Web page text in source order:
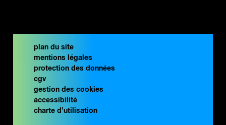
plan du site
mentions légales
protection des données
cgv
gestion des cookies
accessibilité
charte d’utilisation